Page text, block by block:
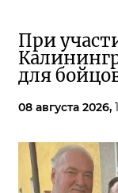
При
для
08 августа 2026,